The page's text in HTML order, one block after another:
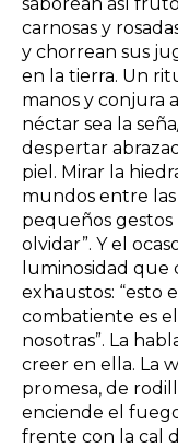
carnosas y
y chorrean sus
en la tierra. Un
manos y conjura
néctar sea la
despertar
piel. Mirar la
mundos entre
pequeños gestos
olvidar”. Y el
luminosidad que
exhaustos: “esto
combatiente es
nosotras”. La
creer en ella. La
promesa, de
enciende el
frente con la cal